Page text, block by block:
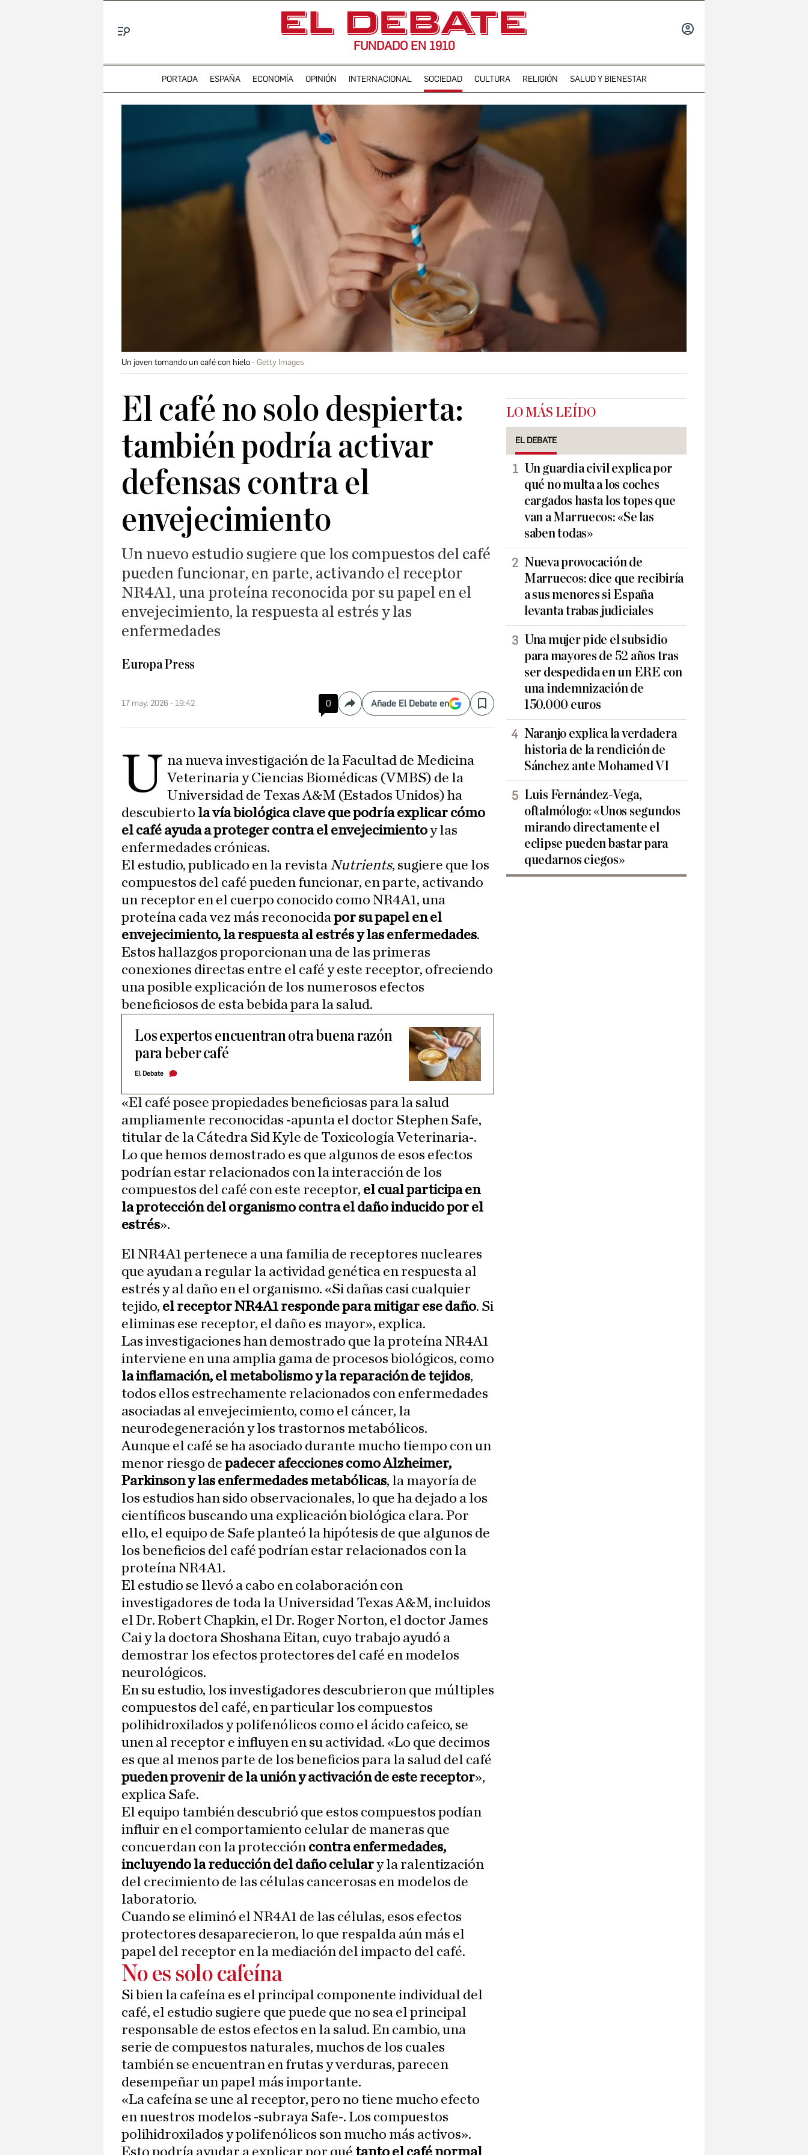
FUNDADO EN 1910
PORTADA ESPAÑA ECONOMÍA OPINIÓN INTERNACIONAL SOCIEDAD CULTURA RELIGIÓN SALUD Y BIENESTAR
Un joven tomando un café con hielo Getty Images
El café no solo despierta:
también podría activar
defensas contra el
envejecimiento
Un nuevo estudio sugiere que los compuestos del café
pueden funcionar, en parte, activando el receptor
NR4A1, una proteína reconocida por su papel en el
envejecimiento, la respuesta al estrés y las
enfermedades
Europa Press
17 may. 2026 - 19:42 0 CompartirAñade El Debate en Save
U na nueva investigación de la Facultad de Medicina
Veterinaria y Ciencias Biomédicas (VMBS) de la
Universidad de Texas A&M (Estados Unidos) ha
descubierto la vía biológica clave que podría explicar cómo
el café ayuda a proteger contra el envejecimientoy las
enfermedades crónicas.
El estudio, publicado en la revista Nutrients, sugiere que los
compuestos del café pueden funcionar, en parte, activando
un receptor en el cuerpo conocido como NR4A1, una
proteína cada vez más reconocidapor su papel en el
envejecimiento, la respuesta al estrés y las enfermedades.
Estos hallazgos proporcionan una de las primeras
conexiones directas entre el café y este receptor, ofreciendo
una posible explicación de los numerosos efectos
beneficiosos de esta bebida para la salud.
Los expertos encuentran otra buena razón
para beber café
El Debate
«El café posee propiedades beneficiosas para la salud
ampliamente reconocidas -apunta el doctor Stephen Safe,
titular de la Cátedra Sid Kyle de Toxicología Veterinaria-.
Lo que hemos demostrado es que algunos de esos efectos
podrían estar relacionados con la interacción de los
compuestos del café con este receptor, el cual participa en
la protección del organismo contra el daño inducido por el
estrés».
El NR4A1 pertenece a una familia de receptores nucleares
que ayudan a regular la actividad genética en respuesta al
estrés y al daño en el organismo. «Si dañas casi cualquier
tejido, el receptor NR4A1 responde para mitigar ese daño. Si
eliminas ese receptor, el daño es mayor», explica.
Las investigaciones han demostrado que la proteína NR4A1
interviene en una amplia gama de procesos biológicos, como
la inflamación, el metabolismo y la reparación de tejidos,
todos ellos estrechamente relacionados con enfermedades
asociadas al envejecimiento, como el cáncer, la
neurodegeneración y los trastornos metabólicos.
Aunque el café se ha asociado durante mucho tiempo con un
menor riesgo de padecer afecciones como Alzheimer,
Parkinson y las enfermedades metabólicas, la mayoría de
los estudios han sido observacionales, lo que ha dejado a los
científicos buscando una explicación biológica clara. Por
ello, el equipo de Safe planteó la hipótesis de que algunos de
los beneficios del café podrían estar relacionados con la
proteína NR4A1.
El estudio se llevó a cabo en colaboración con
investigadores de toda la Universidad Texas A&M, incluidos
el Dr. Robert Chapkin, el Dr. Roger Norton, el doctor James
Cai y la doctora Shoshana Eitan, cuyo trabajo ayudó a
demostrar los efectos protectores del café en modelos
neurológicos.
En su estudio, los investigadores descubrieron que múltiples
compuestos del café, en particular los compuestos
polihidroxilados y polifenólicos como el ácido cafeico, se
unen al receptor e influyen en su actividad. «Lo que decimos
es que al menos parte de los beneficios para la salud del café
pueden provenir de la unión y activación de este receptor»,
explica Safe.
El equipo también descubrió que estos compuestos podían
influir en el comportamiento celular de maneras que
concuerdan con la protección contra enfermedades,
incluyendo la reducción del daño celulary la ralentización
del crecimiento de las células cancerosas en modelos de
laboratorio.
Cuando se eliminó el NR4A1 de las células, esos efectos
protectores desaparecieron, lo que respalda aún más el
papel del receptor en la mediación del impacto del café.
No es solo cafeína
Si bien la cafeína es el principal componente individual del
café, el estudio sugiere que puede que no sea el principal
responsable de estos efectos en la salud. En cambio, una
serie de compuestos naturales, muchos de los cuales
también se encuentran en frutas y verduras, parecen
desempeñar un papel más importante.
«La cafeína se une al receptor, pero no tiene mucho efecto
en nuestros modelos -subraya Safe-. Los compuestos
polihidroxilados y polifenólicos son mucho más activos».
LO MÁS LEÍDO
EL DEBATE
Un guardia civil explica por
qué no multa a los coches
cargados hasta los topes que
van a Marruecos: «Se las
saben todas»
Nueva provocación de
Marruecos: dice que recibiría
a sus menores si España
levanta trabas judiciales
Una mujer pide el subsidio
para mayores de 52 años tras
ser despedida en un ERE con
una indemnización de
150.000 euros
Naranjo explica la verdadera
historia de la rendición de
Sánchez ante Mohamed VI
Luis Fernández-Vega,
oftalmólogo: «Unos segundos
mirando directamente el
eclipse pueden bastar para
quedarnos ciegos»